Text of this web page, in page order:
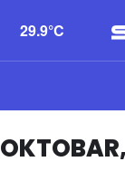
29.9°C